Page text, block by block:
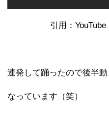
引用：
連発して踊ったので後半動
なっています（笑）